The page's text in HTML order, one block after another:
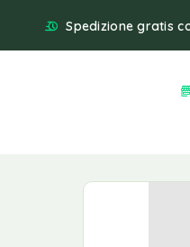
Spedizione gratis